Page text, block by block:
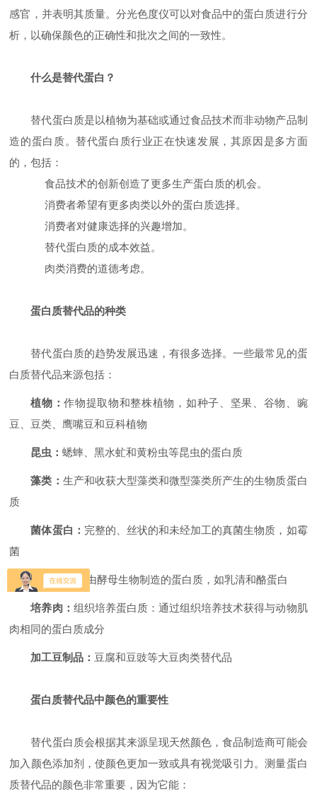
感官，并表明其质量。分光色度仪可以对食品中的蛋白质进行分
析，以确保颜色的正确性和批次之间的一致性。
什么是替代蛋白？
替代蛋白质是以植物为基础或通过食品技术而非动物产品制
造的蛋白质。替代蛋白质行业正在快速发展，其原因是多方面
的，包括：
食品技术的创新创造了更多生产蛋白质的机会。
消费者希望有更多肉类以外的蛋白质选择。
消费者对健康选择的兴趣增加。
替代蛋白质的成本效益。
肉类消费的道德考虑。
蛋白质替代品的种类
替代蛋白质的趋势发展迅速，有很多选择。一些最常见的蛋
白质替代品来源包括：
植物：作物提取物和整株植物，如种子、坚果、谷物、豌
豆、豆类、鹰嘴豆和豆科植物
昆虫：蟋蟀、黑水虻和黄粉虫等昆虫的蛋白质
藻类： 生产和收获大型藻类和微型藻类所产生的生物质蛋白
质
菌体蛋白： 完整的、丝状的和未经加工的真菌生物质，如霉
菌
发酵蛋白： 由酵母生物制造的蛋白质，如乳清和酪蛋白
培养肉： 组织培养蛋白质：通过组织培养技术获得与动物肌
肉相同的蛋白质成分
加工豆制品： 豆腐和豆豉等大豆肉类替代品
蛋白质替代品中颜色的重要性
替代蛋白质会根据其来源呈现天然颜色，食品制造商可能会
加入颜色添加剂，使颜色更加一致或具有视觉吸引力。测量蛋白
质替代品的颜色非常重要，因为它能：